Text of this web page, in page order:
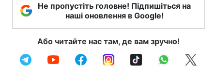
Не пропустіть головне! Підпишіться на
наші оновлення в Google!
Або читайте нас там, де вам зручно!